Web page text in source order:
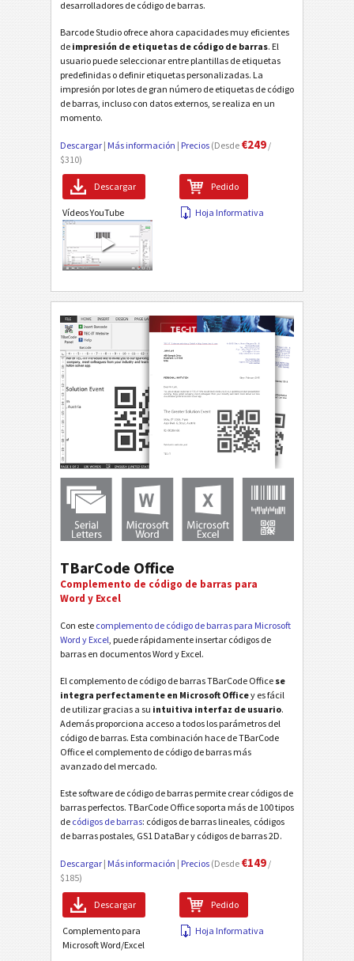
desarrolladores de código de barras.
Barcode Studio ofrece ahora capacidades muy eficientes
de impresión de etiquetas de código de barras. El
usuario puede seleccionar entre plantillas de etiquetas
predefinidas o definir etiquetas personalizadas. La
impresión por lotes de gran número de etiquetas de código
de barras, incluso con datos externos, se realiza en un
momento.
Descargar | Más información | Precios (Desde €249 /
$310)
Descargar Pedido
Hoja Informativa
Vídeos YouTube
TBarCode Office
Complemento de código de barras para
Word y Excel
Con este complemento de código de barras para Microsoft
Word y Excel , puede rápidamente insertar códigos de
barras en documentos Word y Excel.
El complemento de código de barras TBarCode Office se
integra perfectamente en Microsoft Officey es fácil
de utilizar gracias a su intuitiva interfaz de usuario.
Además proporciona acceso a todos los parámetros del
código de barras. Esta combinación hace de TBarCode
Office el complemento de código de barras más
avanzado del mercado.
Este software de código de barras permite crear códigos de
barras perfectos. TBarCode Office soporta más de 100 tipos
de códigos de barras: códigos de barras lineales, códigos
de barras postales, GS1 DataBar y códigos de barras 2D.
Descargar | Más información | Precios (Desde €149 /
$185)
Descargar Pedido
Hoja Informativa
Complemento para
Microsoft Word/Excel